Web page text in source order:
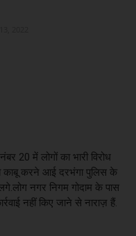
20 में लोगों का भारी विरोध
काबू करने आई दरभंगा पुलिस के
नगर निगम गोदाम के पास
नहीं किए जाने से नाराज़ हैं.